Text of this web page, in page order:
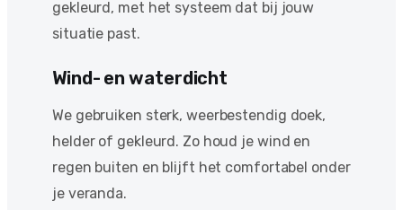
gekleurd, met het systeem dat bij jouw
situatie past.
Wind- en waterdicht
We gebruiken sterk, weerbestendig doek,
helder of gekleurd. Zo houd je wind en
regen buiten en blijft het comfortabel onder
je veranda.